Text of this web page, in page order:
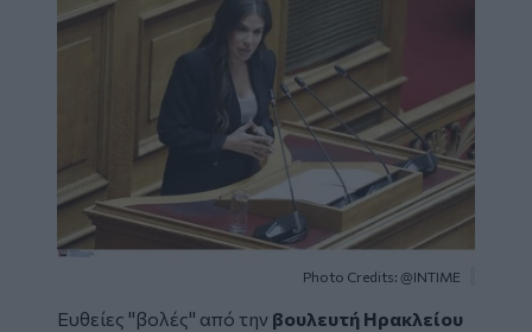
Photo Credits: @INTIME
Ευθείες "βολές" από την βουλευτή Ηρακλείου